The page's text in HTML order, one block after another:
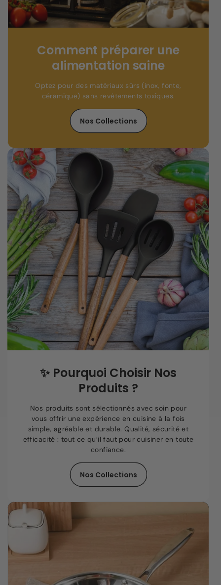
Comment préparer une
alimentation saine
Optez pour des matériaux sûrs (inox, fonte,
céramique) sans revêtements toxiques.
Nos Collections
✨ Pourquoi Choisir Nos
Produits ?
Nos produits sont sélectionnés avec soin pour
vous offrir une expérience en cuisine à la fois
simple, agréable et durable. Qualité, sécurité et
efficacité : tout ce qu’il faut pour cuisiner en toute
confiance.
Nos Collections